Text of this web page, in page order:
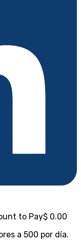
to Pay$ 0.00
a 500 por día.